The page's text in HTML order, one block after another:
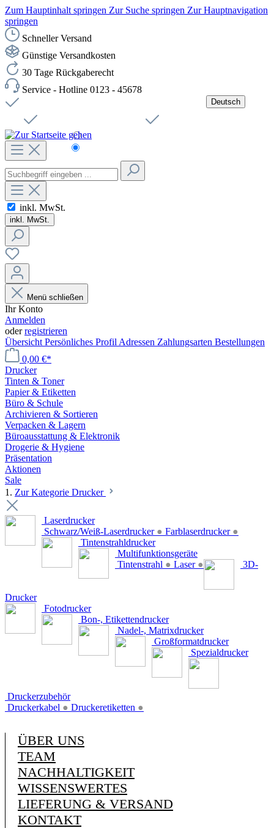
Zum Hauptinhalt springen Zur Suche springen Zur Hauptnavigation
springen
Schneller Versand
Günstige Versandkosten
30 Tage Rückgaberecht
Service - Hotline 0123 - 45678
Deutsch
Čeština
inkl. MwSt.
inkl. MwSt.
Menü schließen
Ihr Konto
Anmelden
oderregistrieren
Übersicht Persönliches Profil Adressen Zahlungsarten Bestellungen
0,00 €*
Drucker
Tinten & Toner
Papier & Etiketten
Büro & Schule
Archivieren & Sortieren
Verpacken & Lagern
Büroausstattung & Elektronik
Drogerie & Hygiene
Präsentation
Aktionen
Sale
1. Zur Kategorie Drucker
Laserdrucker
Schwarz/Weiß-Laserdrucker ● Farblaserdrucker ●
Tintenstrahldrucker
Multifunktionsgeräte
Tintenstrahl ● Laser ● 3D-
Drucker
Fotodrucker
Bon-, Etikettendrucker
Nadel-, Matrixdrucker
Großformatdrucker
Spezialdrucker
Druckerzubehör
Druckerkabel ● Druckeretiketten ●
ÜBER UNS
TEAM
NACHHALTIGKEIT
WISSENSWERTES
LIEFERUNG & VERSAND
KONTAKT